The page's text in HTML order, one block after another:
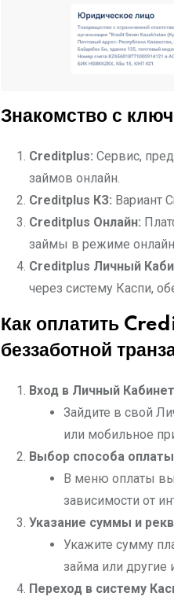
Знакомство с
Creditplus: Сервис,
займов онлайн.
Creditplus КЗ: Вариант
Creditplus Онлайн:
займы в режиме
Creditplus Личный
через систему Каспи,
Как оплатить
беззаботной
Вход в Личный
Зайдите в свой
или мобильное
Выбор способа
В меню оплаты
зависимости от
Указание суммы и
Укажите сумму
займа или
Переход в систему